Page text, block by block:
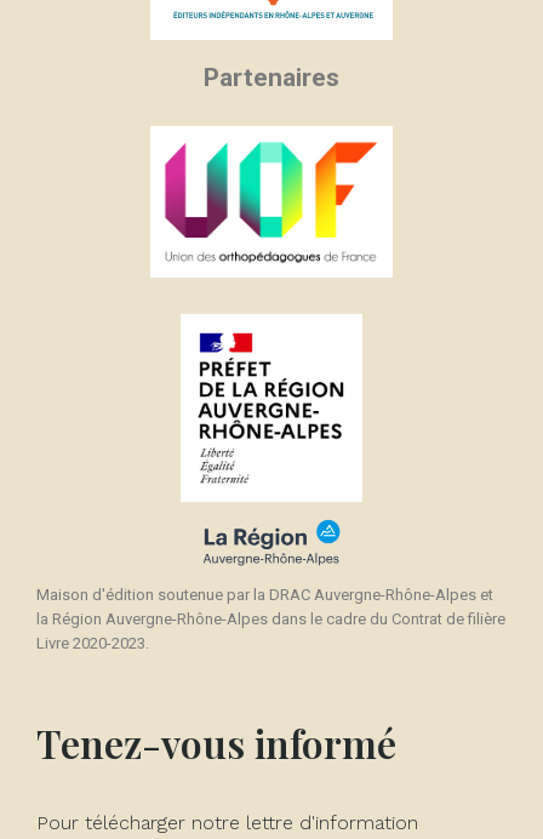
Partenaires
Maison d'édition soutenue par la DRAC Auvergne-Rhône-Alpes et
la Région Auvergne-Rhône-Alpes dans le cadre du Contrat de filière
Livre 2020-2023.
Tenez-vous informé
Pour télécharger notre lettre d'information